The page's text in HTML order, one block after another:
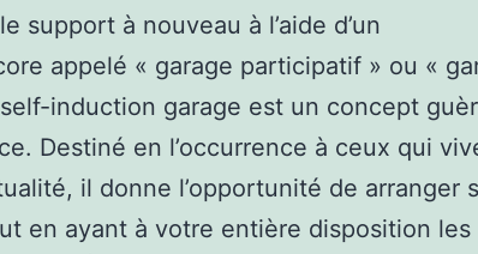
support à nouveau à l’aide d’un
appelé « garage participatif » ou «
induction garage est un concept
Destiné en l’occurrence à ceux qui
il donne l’opportunité de arranger
en ayant à votre entière disposition les